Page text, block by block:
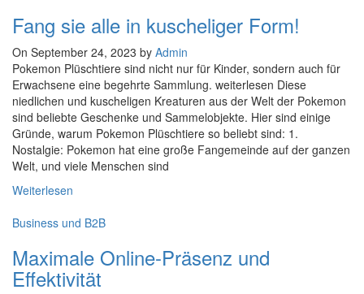
Fang sie alle in kuscheliger Form!
On September 24, 2023 by Admin
Pokemon Plüschtiere sind nicht nur für Kinder, sondern auch für
Erwachsene eine begehrte Sammlung. weiterlesen Diese
niedlichen und kuscheligen Kreaturen aus der Welt der Pokemon
sind beliebte Geschenke und Sammelobjekte. Hier sind einige
Gründe, warum Pokemon Plüschtiere so beliebt sind: 1.
Nostalgie: Pokemon hat eine große Fangemeinde auf der ganzen
Welt, und viele Menschen sind
Weiterlesen
Business und B2B
Maximale Online-Präsenz und
Effektivität